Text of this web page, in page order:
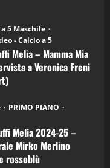
5 Maschile
- Calcio a 5
Melia – Mamma Mia
a Veronica Freni
PRIMO PIANO
Melia 2024-25 –
Mirko Merlino
rossoblù
28^ Puntata
2026)
27^ Puntata